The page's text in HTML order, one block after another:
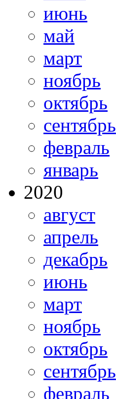
июнь
май
март
ноябрь
октябрь
сентябрь
февраль
январь
2020
август
апрель
декабрь
июнь
март
ноябрь
октябрь
сентябрь
февраль